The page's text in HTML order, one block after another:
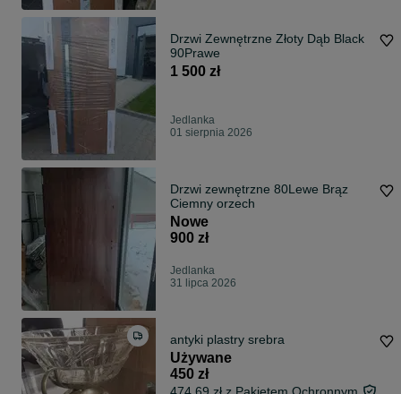
Drzwi Zewnętrzne Złoty Dąb Black
90Prawe
1 500 zł
Jedlanka
01 sierpnia 2026
Drzwi zewnętrzne 80Lewe Brąz
Ciemny orzech
Nowe
900 zł
Jedlanka
31 lipca 2026
antyki plastry srebra
Używane
450 zł